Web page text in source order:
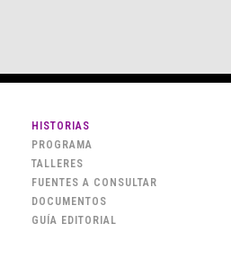
HISTORIAS
PROGRAMA
TALLERES
FUENTES A CONSULTAR
DOCUMENTOS
GUÍA EDITORIAL